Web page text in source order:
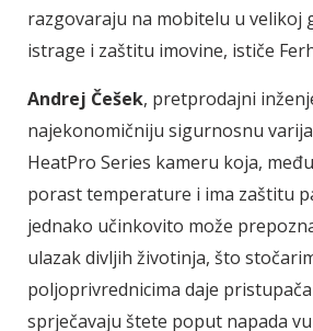
razgovaraju na mobitelu u velikoj
istrage i zaštitu imovine, ističe
Andrej Češek, pretprodajni
najekonomičniju sigurnosnu
HeatPro Series kameru koja,
porast temperature i ima zaštitu
jednako učinkovito može
ulazak divljih životinja, što
poljoprivrednicima daje
sprječavaju štete poput napada